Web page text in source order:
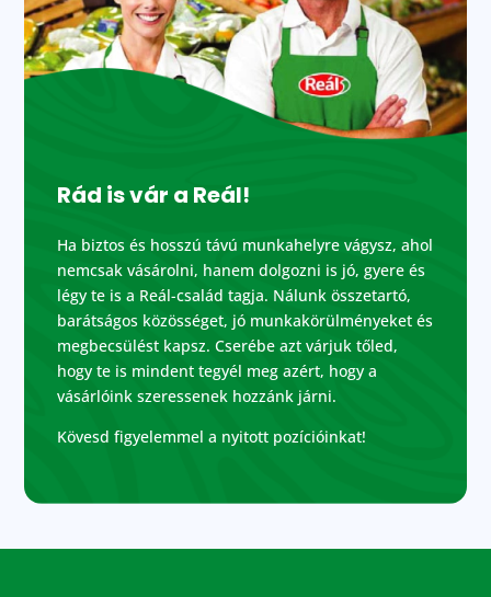
Rád is vár a Reál!
Ha biztos és hosszú távú munkahelyre vágysz, ahol
nemcsak vásárolni, hanem dolgozni is jó, gyere és
légy te is a Reál-család tagja. Nálunk összetartó,
barátságos közösséget, jó munkakörülményeket és
megbecsülést kapsz. Cserébe azt várjuk tőled,
hogy te is mindent tegyél meg azért, hogy a
vásárlóink szeressenek hozzánk járni.
Kövesd figyelemmel a nyitott pozícióinkat!